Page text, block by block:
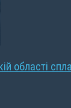
області